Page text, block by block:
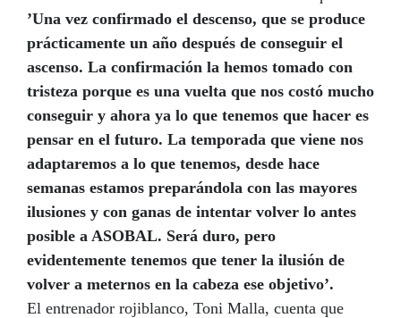
’Una vez confirmado el descenso, que se produce
prácticamente un año después de conseguir el
ascenso. La confirmación la hemos tomado con
tristeza porque es una vuelta que nos costó mucho
conseguir y ahora ya lo que tenemos que hacer es
pensar en el futuro. La temporada que viene nos
adaptaremos a lo que tenemos, desde hace
semanas estamos preparándola con las mayores
ilusiones y con ganas de intentar volver lo antes
posible a ASOBAL. Será duro, pero
evidentemente tenemos que tener la ilusión de
volver a meternos en la cabeza ese objetivo’.
El entrenador rojiblanco, Toni Malla, cuenta que